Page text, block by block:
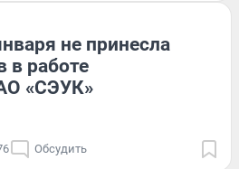
не принесла
в работе
«СЭУК»
Обсудить